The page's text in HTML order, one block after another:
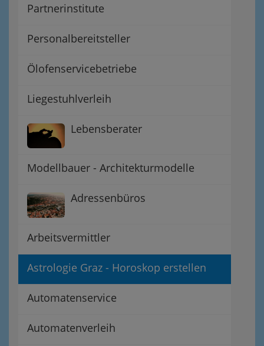
Partnerinstitute
Personalbereitsteller
Ölofenservicebetriebe
Liegestuhlverleih
Lebensberater
Modellbauer - Architekturmodelle
Adressenbüros
Arbeitsvermittler
Astrologie Graz - Horoskop erstellen
Automatenservice
Automatenverleih